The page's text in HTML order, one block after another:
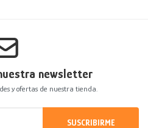
newsletter
y ofertas de nuestra tienda.
SUSCRIBIRME